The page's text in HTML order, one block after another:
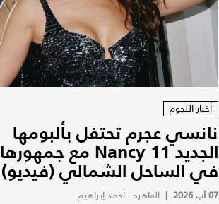
أخبار النجوم
نانسي عجرم تحتفل بألبومها
الجديد Nancy 11 مع جمهورها
في الساحل الشمالي (فيديو)
07 آب 2026 | القاهرة - أحمد إبراهيم